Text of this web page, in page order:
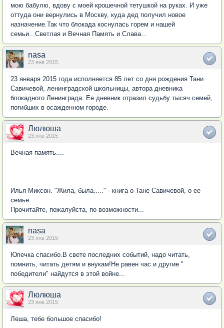
мою бабулю, вдову с моей крошечной тетушкой на руках. И уже
оттуда они вернулись в Москву, куда дед получил новое
назначение.Так что блокада коснулась горем и нашей
семьи...Светлая и Вечная Память и Слава...
nasa
23 янв 2015
23 января 2015 года исполняется 85 лет со дня рождения Тани
Савичевой, ленинградской школьницы, автора дневника
блокадного Ленинграда. Ее дневник отразил судьбу тысяч семей,
погибших в осажденном городе.
Люлюша
23 янв 2015
Вечная память....
Илья Миксон. "Жила, была....." - книга о Тане Савичевой, о ее
семье.
Прочитайте, пожалуйста, по возможности...
nasa
23 янв 2015
Юлечка спасибо.В свете последних событий, надо читать,
помнить, читать детям и внукам!Не равен час и другие "
победители" найдутся в этой войне...
Люлюша
23 янв 2015
Леша, тебе большое спасибо!